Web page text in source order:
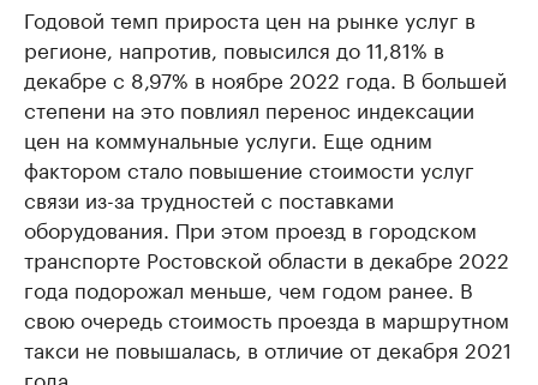
Годовой темп прироста цен на рынке услуг в
регионе, напротив, повысился до 11,81% в
декабре с 8,97% в ноябре 2022 года. В большей
степени на это повлиял перенос индексации
цен на коммунальные услуги. Еще одним
фактором стало повышение стоимости услуг
связи из-за трудностей с поставками
оборудования. При этом проезд в городском
транспорте Ростовской области в декабре 2022
года подорожал меньше, чем годом ранее. В
свою очередь стоимость проезда в маршрутном
такси не повышалась, в отличие от декабря 2021
года.